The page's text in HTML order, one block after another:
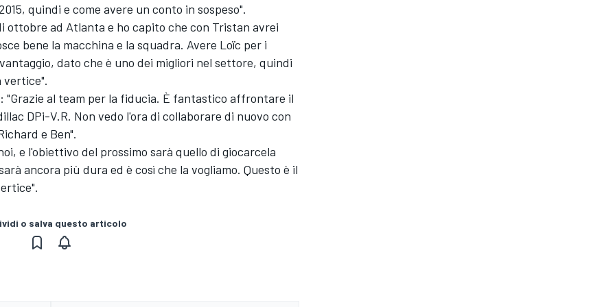
quindi e come avere un conto in sospeso".
ottobre ad Atlanta e ho capito che con Tristan avrei
bene la macchina e la squadra. Avere Loïc per i
dato che è uno dei migliori nel settore, quindi
vertice".
al team per la fiducia. È fantastico affrontare il
DPi-V.R. Non vedo l'ora di collaborare di nuovo con
e Ben".
e l'obiettivo del prossimo sarà quello di giocarcela
ancora più dura ed è così che la vogliamo. Questo è il
o salva questo articolo